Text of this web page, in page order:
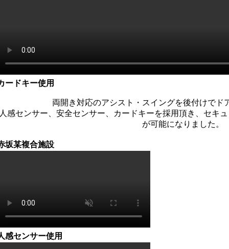
ードキー使用
両開き対応のアシスト・スイングを後付けでド
感センサー、安全センサー、カードキーを採用頂き、セキ
が可能になりました。
坂某複合施設
感センサー使用